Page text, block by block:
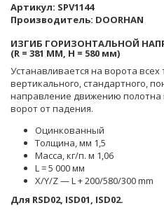
Артикул: SPV1144
Производитель: DOORHAN
ИЗГИБ ГОРИЗОНТАЛЬНОЙ
(R = 381 ММ, Н = 580 мм)
Устанавливается на ворота
вертикального, стандартного,
направление движению полотна
ворот от падения.
Оцинкованный
Толщина, мм 1,5
Масса, кг/п. м 1,06
L = 5 000 мм
X/Y/Z — L + 200/580/300 mm
Для RSD02, ISD01, ISD02.